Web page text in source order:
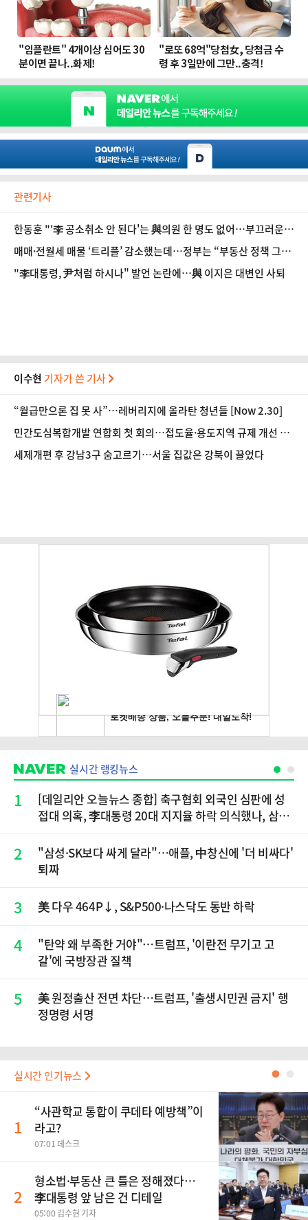
관련기사
한동훈 "'李 공소취소 안 된다'는 與의원 한 명도 없어…부끄러운
줄 알라"
매매·전월세 매물 ‘트리플’ 감소했는데…정부는 “부동산 정책 그대
로”
"李대통령, 尹처럼 하시나" 발언 논란에…與 이지은 대변인 사퇴
이수현 기자가 쓴 기사
“월급만으론 집 못 사”…레버리지에 올라탄 청년들 [Now 2.30]
민간도심복합개발 연합회 첫 회의…접도율·용도지역 규제 개선 건
의
세제개편 후 강남3구 숨고르기…서울 집값은 강북이 끌었다
실시간 랭킹뉴스
1
[데일리안 오늘뉴스 종합] 축구협회 외국인 심판에 성
접대 의혹, 李대통령 20대 지지율 하락 의식했나, 삼전
재점화, 김민석 "과반 승리 가능성 99%" 등
2
"삼성·SK보다 싸게 달라"…애플, 中창신에 '더 비싸다'
퇴짜
3 美 다우 464P↓, S&P500·나스닥도 동반 하락
4
"탄약 왜 부족한 거야"…트럼프, '이란전 무기고 고
갈'에 국방장관 질책
5
美 원정출산 전면 차단…트럼프, '출생시민권 금지' 행
정명령 서명
실시간 인기뉴스 ●
1
“사관학교 통합이 쿠데타 예방책”이
라고?
07:01 데스크
2
형소법·부동산 큰 틀은 정해졌다…
李대통령 앞 남은 건 디테일
05:00 김수현 기자